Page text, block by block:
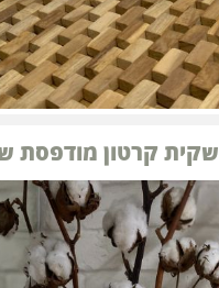
שקית קרטון מודפסת